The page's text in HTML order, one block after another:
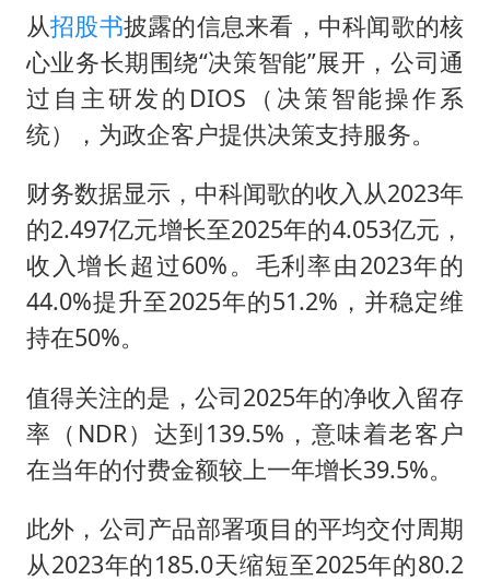
从招股书披露的信息来看，中科闻歌的核
心业务长期围绕“决策智能”展开，公司通
过自主研发的DIOS（决策智能操作系
统），为政企客户提供决策支持服务。
财务数据显示，中科闻歌的收入从2023年
的2.497亿元增长至2025年的4.053亿元，
收入增长超过60%。毛利率由2023年的
44.0%提升至2025年的51.2%，并稳定维
持在50%。
值得关注的是，公司2025年的净收入留存
率（NDR）达到139.5%，意味着老客户
在当年的付费金额较上一年增长39.5%。
此外，公司产品部署项目的平均交付周期
从2023年的185.0天缩短至2025年的80.2